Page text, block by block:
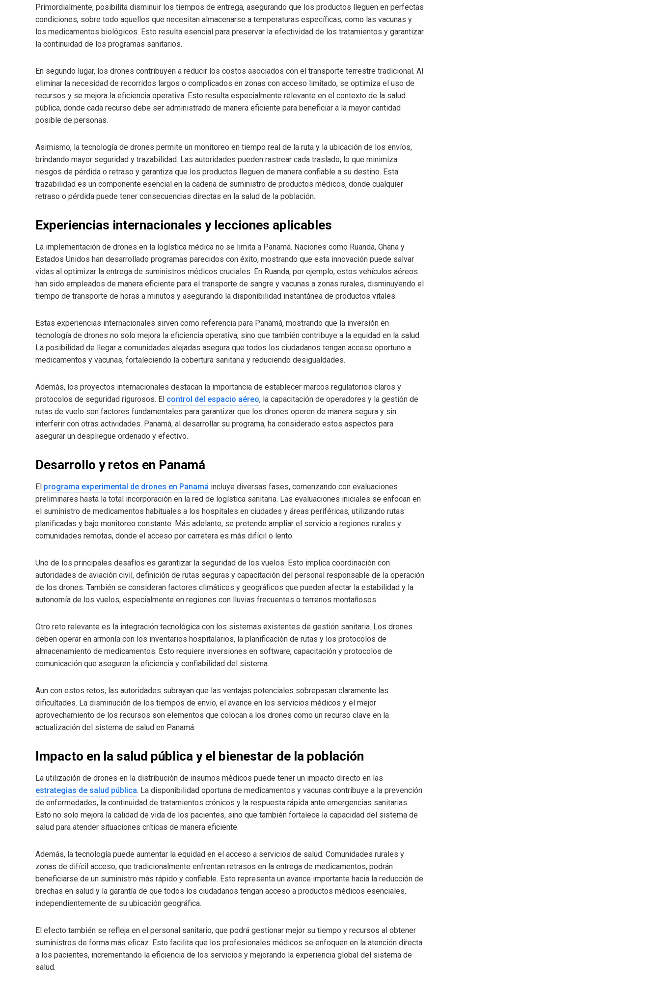
Primordialmente, posibilita disminuir los tiempos de entrega, asegurando que los productos lleguen en perfectas
condiciones, sobre todo aquellos que necesitan almacenarse a temperaturas específicas, como las vacunas y
los medicamentos biológicos. Esto resulta esencial para preservar la efectividad de los tratamientos y garantizar
la continuidad de los programas sanitarios.
En segundo lugar, los drones contribuyen a reducir los costos asociados con el transporte terrestre tradicional. Al
eliminar la necesidad de recorridos largos o complicados en zonas con acceso limitado, se optimiza el uso de
recursos y se mejora la eficiencia operativa. Esto resulta especialmente relevante en el contexto de la salud
pública, donde cada recurso debe ser administrado de manera eficiente para beneficiar a la mayor cantidad
posible de personas.
Asimismo, la tecnología de drones permite un monitoreo en tiempo real de la ruta y la ubicación de los envíos,
brindando mayor seguridad y trazabilidad. Las autoridades pueden rastrear cada traslado, lo que minimiza
riesgos de pérdida o retraso y garantiza que los productos lleguen de manera confiable a su destino. Esta
trazabilidad es un componente esencial en la cadena de suministro de productos médicos, donde cualquier
retraso o pérdida puede tener consecuencias directas en la salud de la población.
Experiencias internacionales y lecciones aplicables
La implementación de drones en la logística médica no se limita a Panamá. Naciones como Ruanda, Ghana y
Estados Unidos han desarrollado programas parecidos con éxito, mostrando que esta innovación puede salvar
vidas al optimizar la entrega de suministros médicos cruciales. En Ruanda, por ejemplo, estos vehículos aéreos
han sido empleados de manera eficiente para el transporte de sangre y vacunas a zonas rurales, disminuyendo el
tiempo de transporte de horas a minutos y asegurando la disponibilidad instantánea de productos vitales.
Estas experiencias internacionales sirven como referencia para Panamá, mostrando que la inversión en
tecnología de drones no solo mejora la eficiencia operativa, sino que también contribuye a la equidad en la salud.
La posibilidad de llegar a comunidades alejadas asegura que todos los ciudadanos tengan acceso oportuno a
medicamentos y vacunas, fortaleciendo la cobertura sanitaria y reduciendo desigualdades.
Además, los proyectos internacionales destacan la importancia de establecer marcos regulatorios claros y
protocolos de seguridad rigurosos. El control del espacio aéreo, la capacitación de operadores y la gestión de
rutas de vuelo son factores fundamentales para garantizar que los drones operen de manera segura y sin
interferir con otras actividades. Panamá, al desarrollar su programa, ha considerado estos aspectos para
asegurar un despliegue ordenado y efectivo.
Desarrollo y retos en Panamá
El programa experimental de drones en Panamá incluye diversas fases, comenzando con evaluaciones
preliminares hasta la total incorporación en la red de logística sanitaria. Las evaluaciones iniciales se enfocan en
el suministro de medicamentos habituales a los hospitales en ciudades y áreas periféricas, utilizando rutas
planificadas y bajo monitoreo constante. Más adelante, se pretende ampliar el servicio a regiones rurales y
comunidades remotas, donde el acceso por carretera es más difícil o lento.
Uno de los principales desafíos es garantizar la seguridad de los vuelos. Esto implica coordinación con
autoridades de aviación civil, definición de rutas seguras y capacitación del personal responsable de la operación
de los drones. También se consideran factores climáticos y geográficos que pueden afectar la estabilidad y la
autonomía de los vuelos, especialmente en regiones con lluvias frecuentes o terrenos montañosos.
Otro reto relevante es la integración tecnológica con los sistemas existentes de gestión sanitaria. Los drones
deben operar en armonía con los inventarios hospitalarios, la planificación de rutas y los protocolos de
almacenamiento de medicamentos. Esto requiere inversiones en software, capacitación y protocolos de
comunicación que aseguren la eficiencia y confiabilidad del sistema.
Aun con estos retos, las autoridades subrayan que las ventajas potenciales sobrepasan claramente las
dificultades. La disminución de los tiempos de envío, el avance en los servicios médicos y el mejor
aprovechamiento de los recursos son elementos que colocan a los drones como un recurso clave en la
actualización del sistema de salud en Panamá.
Impacto en la salud pública y el bienestar de la población
La utilización de drones en la distribución de insumos médicos puede tener un impacto directo en las
estrategias de salud pública. La disponibilidad oportuna de medicamentos y vacunas contribuye a la prevención
de enfermedades, la continuidad de tratamientos crónicos y la respuesta rápida ante emergencias sanitarias.
Esto no solo mejora la calidad de vida de los pacientes, sino que también fortalece la capacidad del sistema de
salud para atender situaciones críticas de manera eficiente.
Además, la tecnología puede aumentar la equidad en el acceso a servicios de salud. Comunidades rurales y
zonas de difícil acceso, que tradicionalmente enfrentan retrasos en la entrega de medicamentos, podrán
beneficiarse de un suministro más rápido y confiable. Esto representa un avance importante hacia la reducción de
brechas en salud y la garantía de que todos los ciudadanos tengan acceso a productos médicos esenciales,
independientemente de su ubicación geográfica.
El efecto también se refleja en el personal sanitario, que podrá gestionar mejor su tiempo y recursos al obtener
suministros de forma más eficaz. Esto facilita que los profesionales médicos se enfoquen en la atención directa
a los pacientes, incrementando la eficiencia de los servicios y mejorando la experiencia global del sistema de
salud.